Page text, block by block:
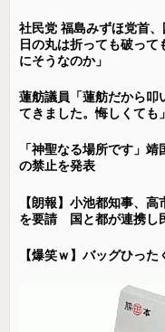
社民党 福島みずほ党首
日の丸は折っても破って
にそうなのか」
蓮舫議員「蓮舫だから叩
てきました。悔しくても」
「神聖なる場所です」
の禁止を発表
【朗報】小池都知事、
を要請 国と都が連携し
【爆笑ｗ】バッグひっ